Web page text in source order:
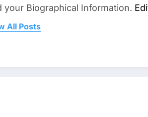
your Biographical Information.
All Posts